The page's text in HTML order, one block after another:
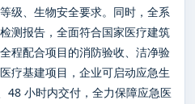
级、生物安全要求。同时，全系
测报告，全面符合国家医疗建筑
程配合项目的消防验收、洁净验
疗基建项目，企业可启动应急生
48 小时内交付，全力保障应急医